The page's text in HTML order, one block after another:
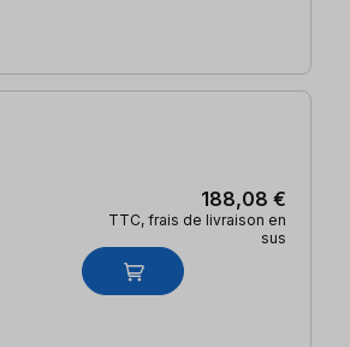
188,08 €
TTC, frais de livraison en
sus